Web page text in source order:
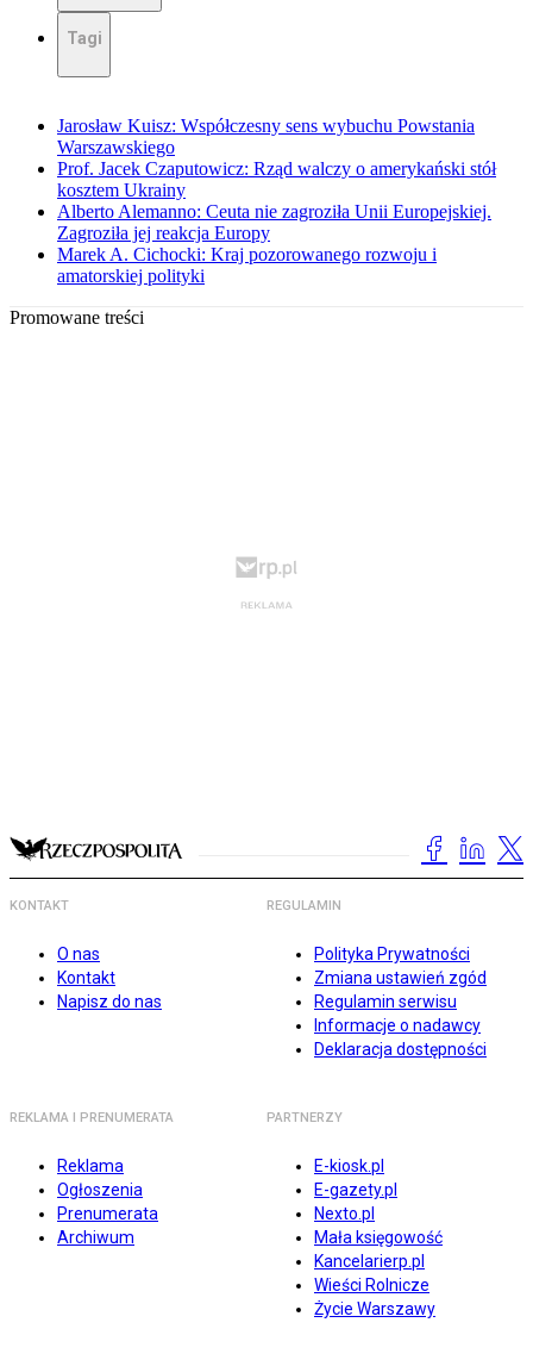
Tagi
Jarosław Kuisz: Współczesny sens wybuchu Powstania
Warszawskiego
Prof. Jacek Czaputowicz: Rząd walczy o amerykański stół
kosztem Ukrainy
Alberto Alemanno: Ceuta nie zagroziła Unii Europejskiej.
Zagroziła jej reakcja Europy
Marek A. Cichocki: Kraj pozorowanego rozwoju i
amatorskiej polityki
Promowane treści
KONTAKT
O nas
Kontakt
Napisz do nas
REGULAMIN
Polityka Prywatności
Zmiana ustawień zgód
Regulamin serwisu
Informacje o nadawcy
Deklaracja dostępności
REKLAMA I PRENUMERATA
Reklama
Ogłoszenia
Prenumerata
Archiwum
PARTNERZY
E-kiosk.pl
E-gazety.pl
Nexto.pl
Mała księgowość
Kancelarierp.pl
Wieści Rolnicze
Życie Warszawy